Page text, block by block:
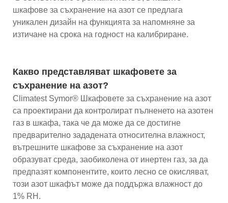
шкафове за съхранение на азот се предлага
уникален дизайн на функцията за напомняне за
изтичане на срока на годност на калибриране.
Какво представляват шкафовете за
съхранение на азот?
Climatest Symor® Шкафовете за съхранение на азот
са проектирани да контролират пълненето на азотен
газ в шкафа, така че да може да се достигне
предварително зададената относителна влажност,
вътрешните шкафове за съхранение на азот
образуват среда, заобиколена от инертен газ, за ​​да
предпазят компонентите, които лесно се окисляват,
този азот шкафът може да поддържа влажност до
1% RH.